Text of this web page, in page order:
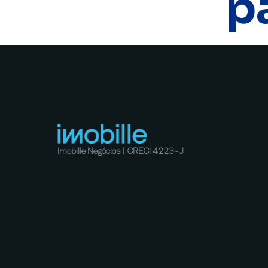
Imobille Negócios | CRECI 4223-J